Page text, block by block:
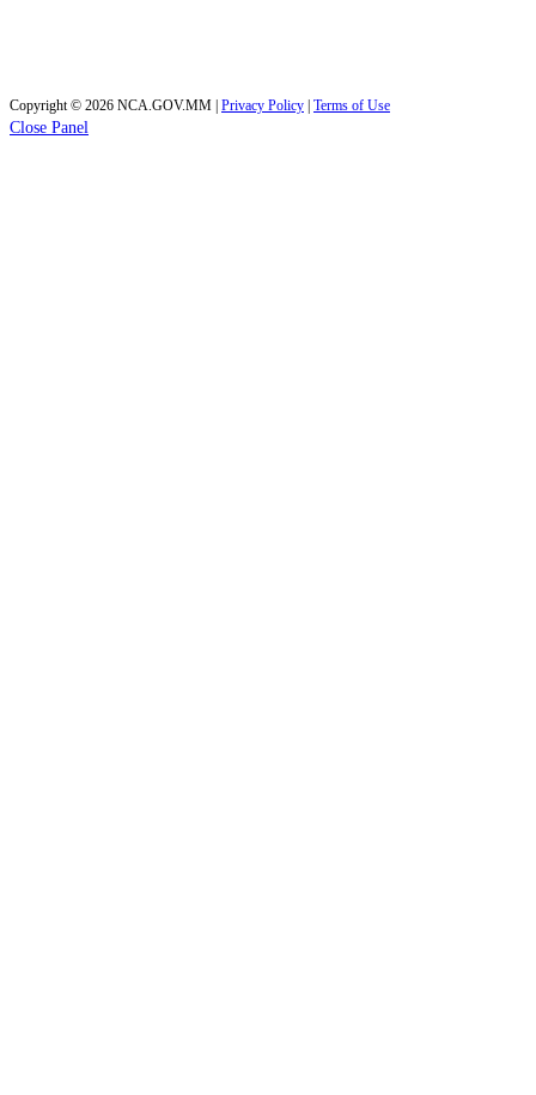
Copyright © 2026 NCA.GOV.MM | Privacy Policy Terms of Use
Close Panel